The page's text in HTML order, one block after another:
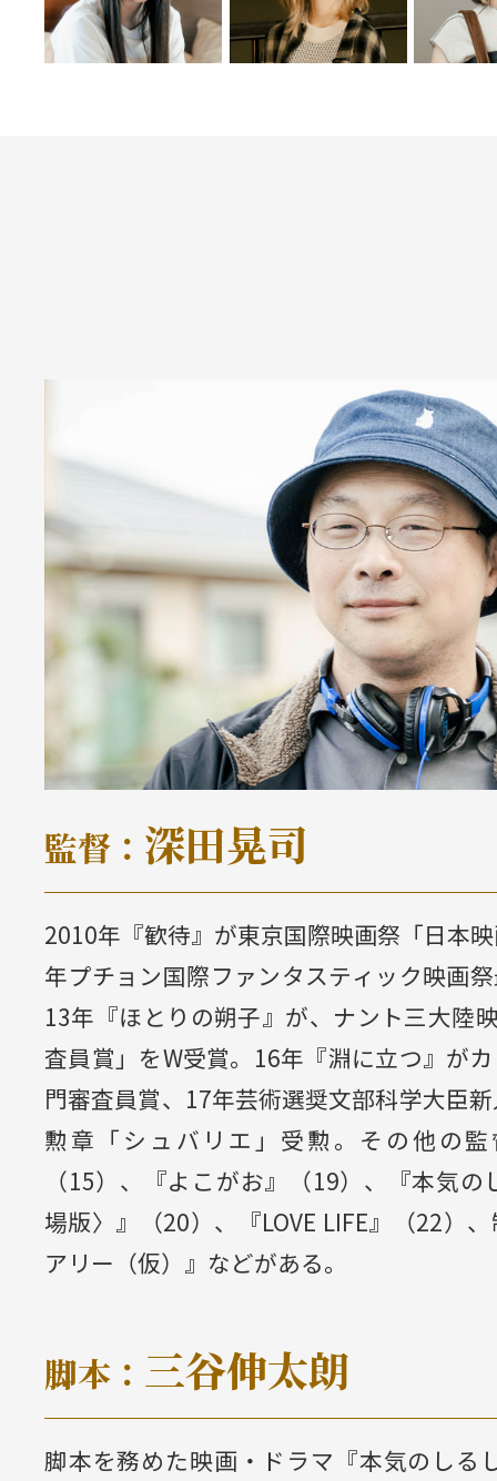
監督： 深田晃司
2010年『歓待』が東京国際映画祭「日本
年プチョン国際ファンタスティック映画
13年『ほとりの朔子』が、ナント三大陸
査員賞」をW受賞。16年『淵に立つ』が
門審査員賞、17年芸術選奨文部科学大臣
勲章「シュバリエ」受勲。その他の
（15）、『よこがお』（19）、『本気
場版〉』（20）、『LOVE LIFE』（22）
アリー（仮）』などがある。
脚本： 三谷伸太朗
脚本を務めた映画・ドラマ『本気のしる